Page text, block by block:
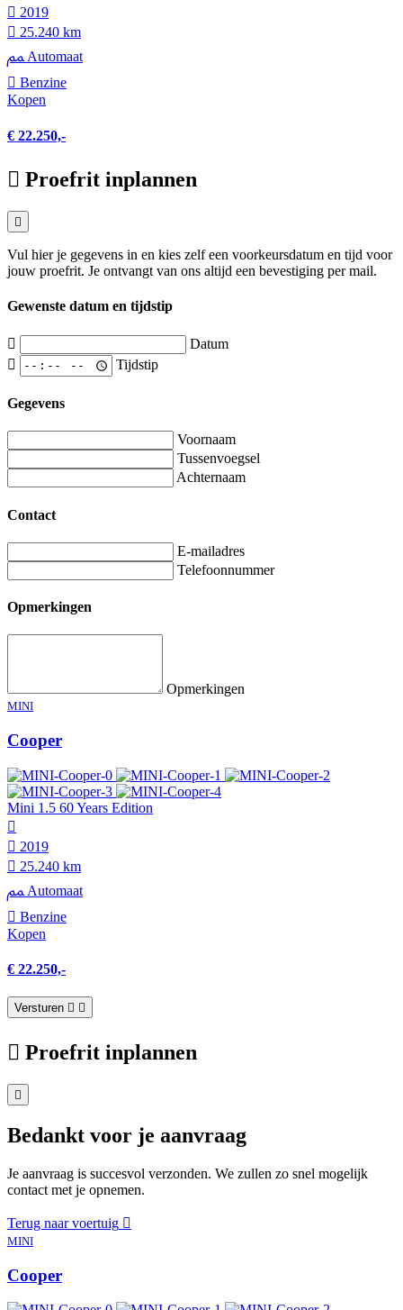
2019
25.240 km
Automaat
Benzine
Kopen
€ 22.250,-
Proefrit inplannen
Vul hier je gegevens in en kies zelf een voorkeursdatum en tijd voor
jouw proefrit. Je ontvangt van ons altijd een bevestiging per mail.
Gewenste datum en tijdstip
Datum
Tijdstip
Gegevens
Voornaam
Tussenvoegsel
Achternaam
Contact
E-mailadres
Telefoonnummer
Opmerkingen
Opmerkingen
MINI
Cooper
Mini 1.5 60 Years Edition
2019
25.240 km
Automaat
Benzine
Kopen
€ 22.250,-
Versturen
Proefrit inplannen
Bedankt voor je aanvraag
Je aanvraag is succesvol verzonden. We zullen zo snel mogelijk
contact met je opnemen.
Terug naar voertuig
MINI
Cooper